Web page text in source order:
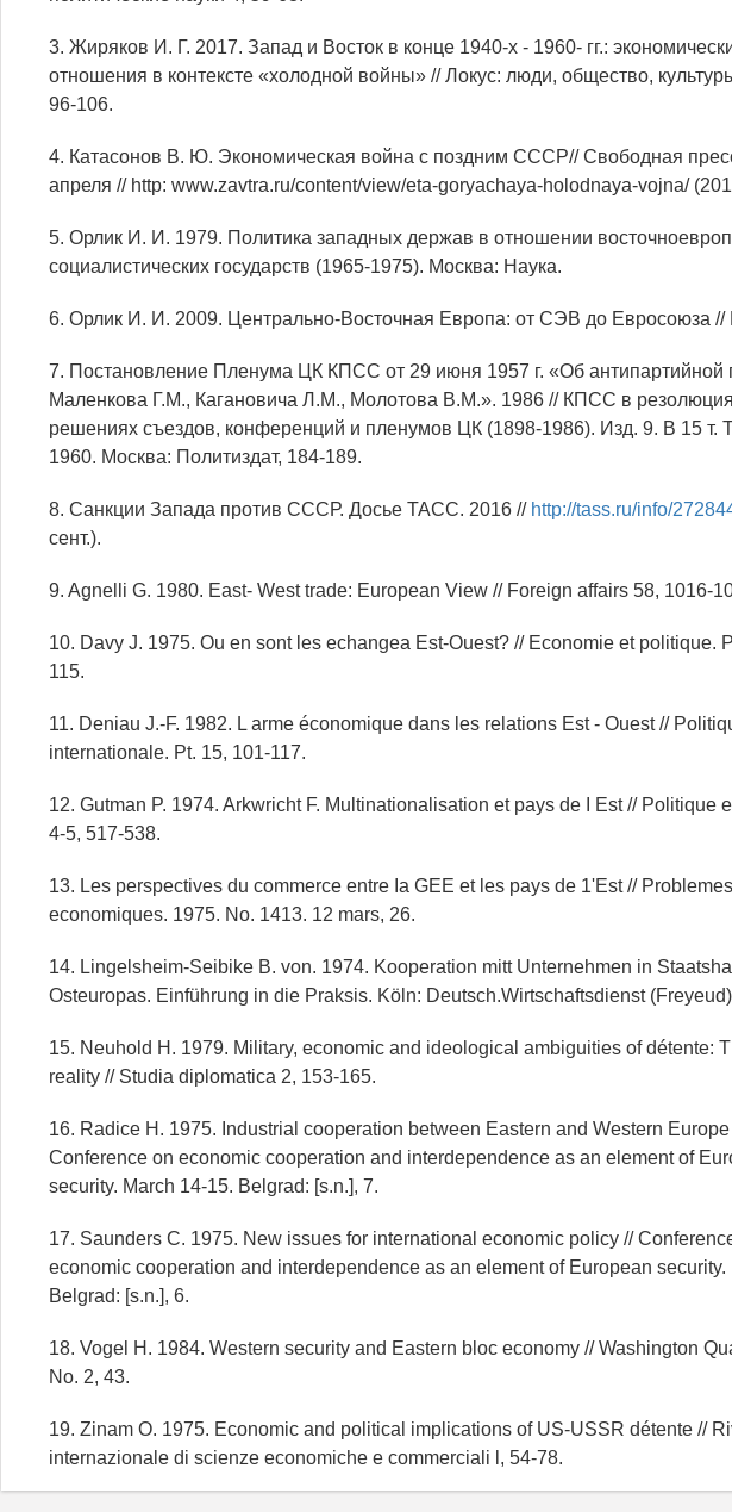
3. Жиряков И. Г. 2017. Запад и Восток в конце 1940-х - 1960- гг.:
отношения в контексте «холодной войны» // Локус: люди, общество,
96-106.
4. Катасонов В. Ю. Экономическая война с поздним СССР// Свободная
апреля // http: www.zavtra.ru/content/view/eta-goryachaya-holodnaya-vojna/
5. Орлик И. И. 1979. Политика западных держав в отношении
социалистических государств (1965-1975). Москва: Наука.
6. Орлик И. И. 2009. Центрально-Восточная Европа: от СЭВ до Евросоюза
7. Постановление Пленума ЦК КПСС от 29 июня 1957 г. «Об антипартийной
Маленкова Г.М., Кагановича Л.М., Молотова В.М.». 1986 // КПСС в
решениях съездов, конференций и пленумов ЦК (1898-1986). Изд. 9. В 15 т.
1960. Москва: Политиздат, 184-189.
8. Санкции Запада против СССР. Досье ТАСС. 2016 // http://tass.ru/info/
сент.).
9. Agnelli G. 1980. East- West trade: European View // Foreign affairs 58, 1016-
10. Davy J. 1975. Ou en sont les echangea Est-Ouest? // Economie et politique.
115.
11. Deniau J.-F. 1982. L arme économique dans les relations Est - Ouest //
internationale. Pt. 15, 101-117.
12. Gutman P. 1974. Arkwricht F. Multinationalisation et pays de I Est // Politique
4-5, 517-538.
13. Les perspectives du commerce entre Ia GEE et les pays de 1'Est // Problemes
economiques. 1975. No. 1413. 12 mars, 26.
14. Lingelsheim-Seibike B. von. 1974. Kooperation mitt Unternehmen in
Osteuropas. Einführung in die Praksis. Köln: Deutsch.Wirtschaftsdienst
15. Neuhold H. 1979. Military, economic and ideological ambiguities of détente:
reality // Studia diplomatica 2, 153-165.
16. Radice H. 1975. Industrial cooperation between Eastern and Western Europe
Conference on economic cooperation and interdependence as an element of
security. March 14-15. Belgrad: [s.n.], 7.
17. Saunders C. 1975. New issues for international economic policy //
economic cooperation and interdependence as an element of European security.
Belgrad: [s.n.], 6.
18. Vogel H. 1984. Western security and Eastern bloc economy // Washington
No. 2, 43.
19. Zinam О. 1975. Economic and political implications of US-USSR détente //
internazionale di scienze economiche e commerciali l, 54-78.